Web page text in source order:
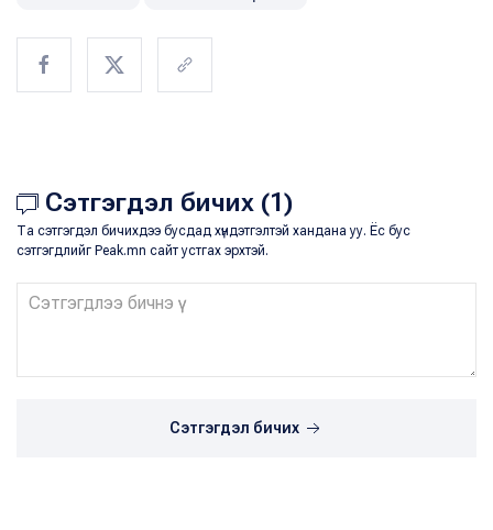
Сэтгэгдэл бичих (1)
Та сэтгэгдэл бичихдээ бусдад хүндэтгэлтэй хандана уу. Ёс бус
сэтгэгдлийг Peak.mn сайт устгах эрхтэй.
Сэтгэгдэл бичих